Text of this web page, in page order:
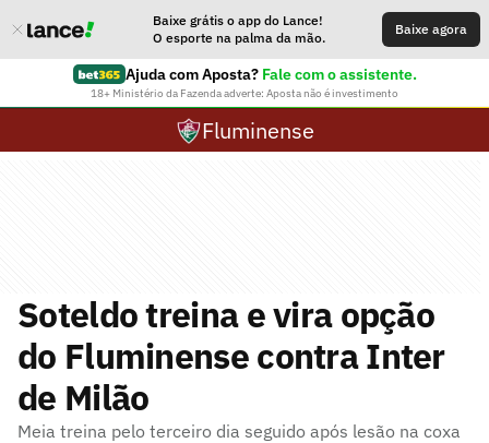
Baixe grátis o app do Lance!
O esporte na palma da mão.
Baixe agora
Ajuda com Aposta? Fale com o assistente.
18+ Ministério da Fazenda adverte: Aposta não é investimento
Fluminense
Soteldo treina e vira opção
do Fluminense contra Inter
de Milão
Meia treina pelo terceiro dia seguido após lesão na coxa